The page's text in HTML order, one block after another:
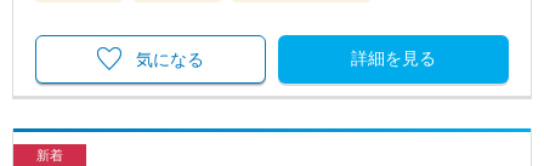
詳細を見る
気になる
新着